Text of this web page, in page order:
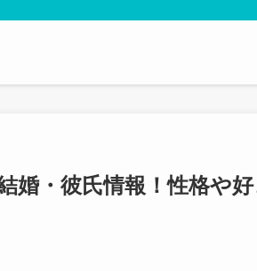
婚・彼氏情報！性格や